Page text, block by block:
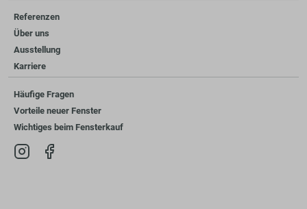
Referenzen
Über uns
Ausstellung
Karriere
Häufige Fragen
Vorteile neuer Fenster
Wichtiges beim Fensterkauf